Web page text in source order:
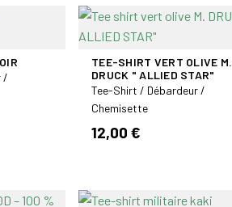
/
TEE-SHIRT VERT OLIVE M.
DRUCK " ALLIED STAR"
Tee-Shirt / Débardeur /
Chemisette
12,00 €